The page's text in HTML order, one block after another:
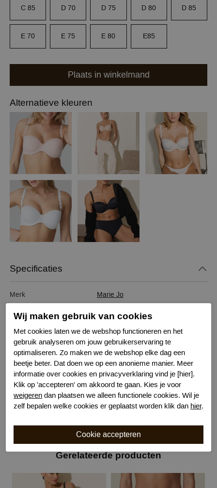
C 85 D 70 D 75 D 80 D 85
E 70 E 75 E 80 E85
Plaats in winkelmand
Alternatieve kleuren
Specificaties
Merk
Marie Jo
Leveranciercode
0100413
Bestelcode
631301602
Kleur
Wit
Wasvoorschrift
handwas
Kenmerk
Voorgevormd met beugel
Draagoptie
Halter
Draagoptie
Strapless
Kenmerk
Bewuste Keuze!
Gerelateerde producten
Wij maken gebruik van cookies
Met cookies laten we de webshop functioneren en het
gebruik analyseren om jouw gebruikerservaring te
optimaliseren. Zo maken we de webshop elke dag een
beetje beter. Dat doen we op een anonieme manier. Meer
informatie over cookies en privacyverklaring vind je [hier].
Klik op 'accepteren' om akkoord te gaan. Kies je voor
weigeren dan plaatsen we alleen functionele cookies. Wil je
zelf bepalen welke cookies er geplaatst worden klik dan hier.